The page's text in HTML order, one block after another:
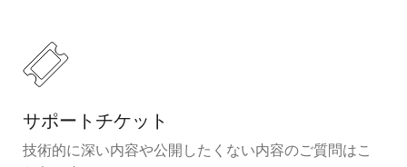
サポートチケット
技術的に深い内容や公開したくない内容のご質問はこ